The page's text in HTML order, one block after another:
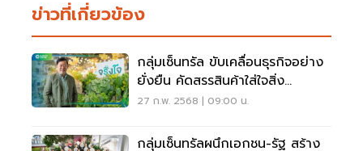
ข่าวที่เกี่ยวข้อง
กลุ่มเซ็นทรัล ขับเคลื่อนธุรกิจอย่าง
ยั่งยืน คัดสรรสินค้าใส่ใจสิ่ง
แวดล้อม
27 ก.พ. 2568 | 09:00 น.
กลุ่มเซ็นทรัลผนึกเอกชน-รัฐ สร้าง